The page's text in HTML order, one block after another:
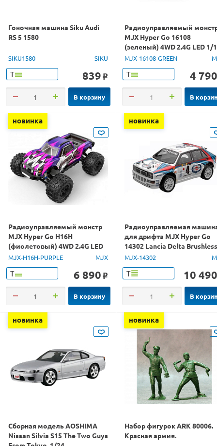
Гоночная машина Siku Audi
RS 5 1580
SIKU1580 SIKU
Т 839 o
В корзину
Радиоуправляемый
MJX Hyper Go 16108
(зеленый) 4WD 2.4G LED 1/
RTR
MJX-16108-GREEN
Т 4 790
В
новинка
Радиоуправляемый монстр
MJX Hyper Go H16H
(фиолетовый) 4WD 2.4G LED
GPS 1/16 RTR
MJX-H16H-PURPLE MJX
Т 6 890 o
В корзину
новинка
Радиоуправляемая
для дрифта MJX Hyper Go
14302 Lancia Delta Brushless
4WD 2.4G LED 1/14 RTR
MJX-14302
Т 10 490
В
новинка
Сборная модель AOSHIMA
Nissan Silvia S15 The Two Guys
новинка
Набор фигурок ARK 80006.
Красная армия.